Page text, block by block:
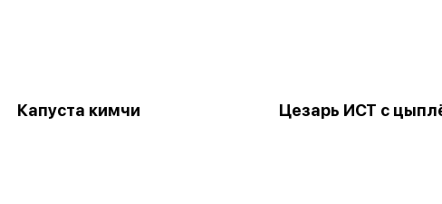
Капуста кимчи Цезарь ИСТ с